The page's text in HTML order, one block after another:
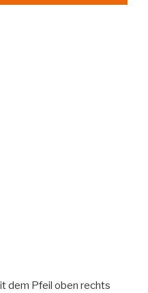
dem Pfeil oben rechts